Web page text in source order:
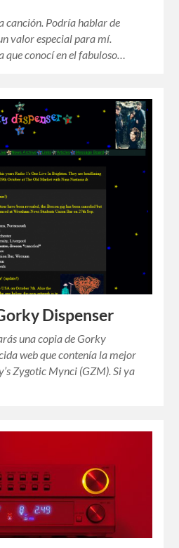
canción. Podría hablar de
valor especial para mí.
que conocí en el fabuloso…
Dispenser
una copia de Gorky
web que contenía la mejor
Zygotic Mynci (GZM). Si ya